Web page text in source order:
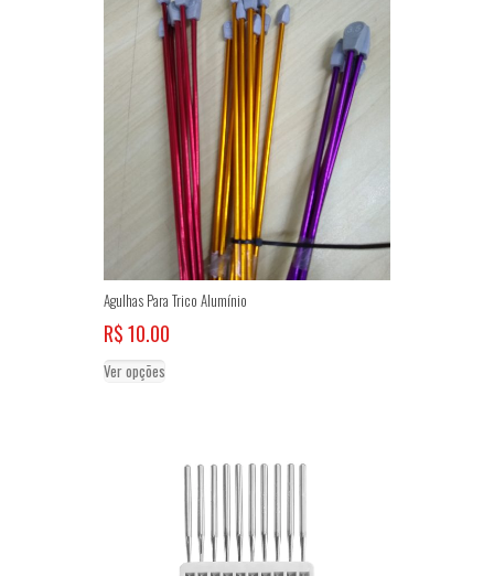
Agulhas Para Trico Alumínio
R$10.00
Ver opções
As
opções
podem
ser
escolhidas